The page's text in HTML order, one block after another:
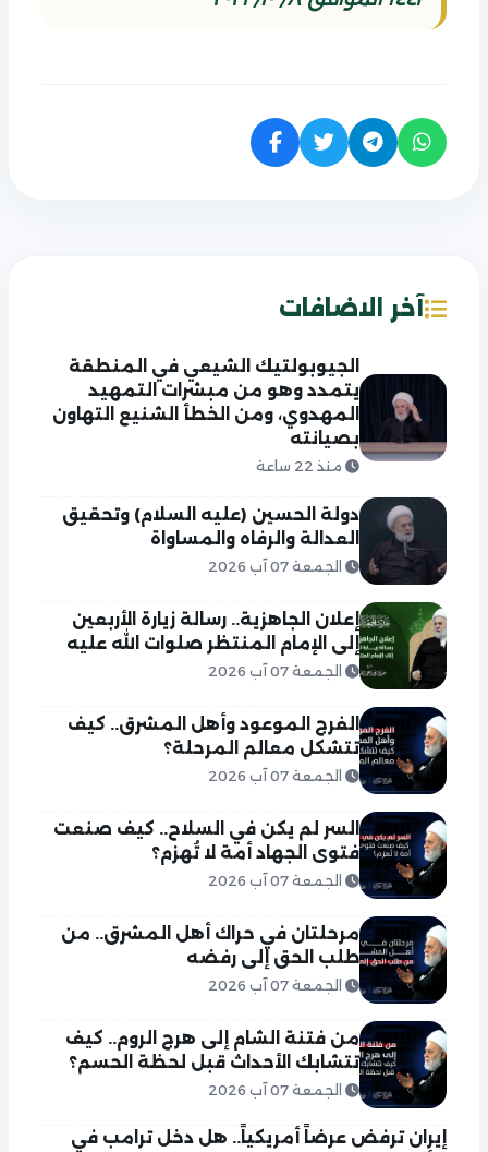
آخر الاضافات
الجيوبولتيك الشيعي في المنطقة
يتمدد وهو من مبشرات التمهيد
المهدوي، ومن الخطأ الشنيع التهاون
بصيانته
منذ 22 ساعة
دولة الحسين (عليه السلام) وتحقيق
العدالة والرفاه والمساواة
الجمعة 07 آب 2026
إعلان الجاهزية.. رسالة زيارة الأربعين
إلى الإمام المنتظر صلوات الله عليه
الجمعة 07 آب 2026
الفرج الموعود وأهل المشرق.. كيف
تتشكل معالم المرحلة؟
الجمعة 07 آب 2026
السر لم يكن في السلاح.. كيف صنعت
فتوى الجهاد أمة لا تُهزم؟
الجمعة 07 آب 2026
مرحلتان في حراك أهل المشرق.. من
طلب الحق إلى رفضه
الجمعة 07 آب 2026
من فتنة الشام إلى هرج الروم.. كيف
تتشابك الأحداث قبل لحظة الحسم؟
الجمعة 07 آب 2026
إيران ترفض عرضاً أمريكياً.. هل دخل ترامب في